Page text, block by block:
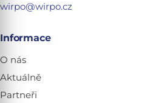
wirpo@wirpo.cz
Informace
O nás
Aktuálně
Partneři